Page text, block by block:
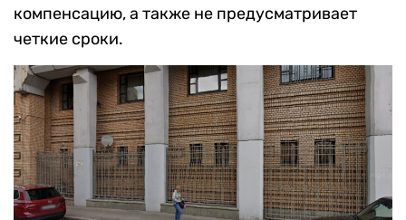
компенсацию, а также не предусматривает
четкие сроки.